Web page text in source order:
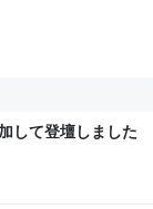
して登壇しました